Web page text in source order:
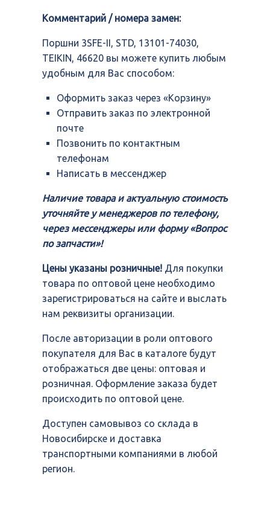
74030,
46620
Комментарий / номера замен:
Поршни 3SFE-II, STD, 13101-74030,
TEIKIN, 46620 вы можете купить любым
удобным для Вас способом:
Оформить заказ через «Корзину»
Отправить заказ по электронной
почте
Позвонить по контактным
телефонам
Написать в мессенджер
Наличие товара и актуальную стоимость
уточняйте у менеджеров по телефону,
через мессенджеры или форму «Вопрос
по запчасти»!
Цены указаны розничные! Для покупки
товара по оптовой цене необходимо
зарегистрироваться на сайте и выслать
нам реквизиты организации.
После авторизации в роли оптового
покупателя для Вас в каталоге будут
отображаться две цены: оптовая и
розничная. Оформление заказа будет
происходить по оптовой цене.
Доступен самовывоз со склада в
Новосибирске и доставка
транспортными компаниями в любой
регион.